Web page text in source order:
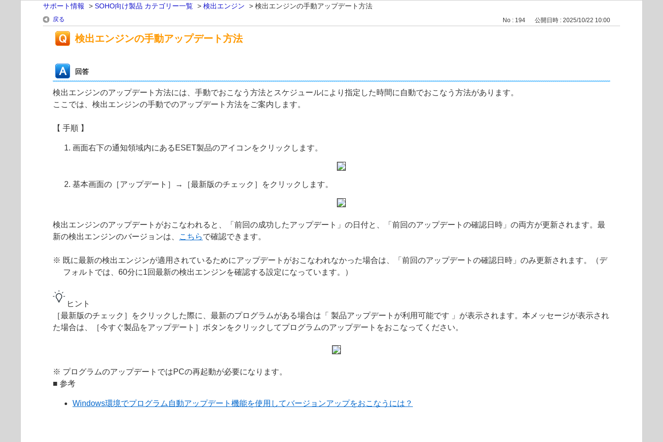
サポート情報 > SOHO向け製品 カテゴリー一覧 > 検出エンジン > 検出エンジンの手動アップデート方法
戻る No : 194 公開日時 : 2025/10/22 10:00
検出エンジンの手動アップデート方法
回答
検出エンジンのアップデート方法には、手動でおこなう方法とスケジュールにより指定した時間に自動でおこなう方法があります。
ここでは、検出エンジンの手動でのアップデート方法をご案内します。
【 手順 】
画面右下の通知領域内にあるESET製品のアイコンをクリックします。
基本画面の［アップデート］→［最新版のチェック］をクリックします。
検出エンジンのアップデートがおこなわれると、「前回の成功したアップデート」の日付と、「前回のアップデートの確認日時」の両方が更新されます。最
新の検出エンジンのバージョンは、
こちらで確認できます。
※ 既に最新の検出エンジンが適用されているためにアップデートがおこなわれなかった場合は、「前回のアップデートの確認日時」のみ更新されます。（デ
フォルトでは、60分に1回最新の検出エンジンを確認する設定になっています。）
ヒント
［最新版のチェック］をクリックした際に、最新のプログラムがある場合は「 製品アップデートが利用可能です 」が表示されます。本メッセージが表示され
た場合は、［今すぐ製品をアップデート］ボタンをクリックしてプログラムのアップデートをおこなってください。
※ プログラムのアップデートではPCの再起動が必要になります。
■ 参考
Windows環境でプログラム自動アップデート機能を使用してバージョンアップをおこなうには？